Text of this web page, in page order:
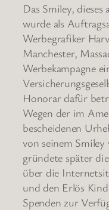
Das Smiley,
wurde als
Werbegrafiker
Manchester,
Werbekampagne
Honorar dafür
Wegen der im
bescheidenen
von seinem
gründete später
über die
und den Erlös
Spenden zur